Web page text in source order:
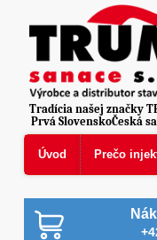
Úvod Prečo
Prvá SlovenskoČeská
Tradícia našej značky